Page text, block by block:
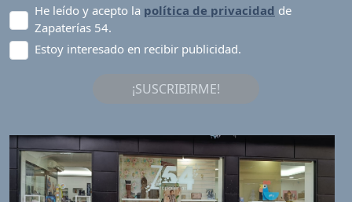
He leído y acepto la política de privacidad de
Zapaterías 54.
Estoy interesado en recibir publicidad.
¡SUSCRIBIRME!